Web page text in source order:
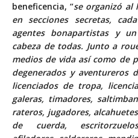
beneficencia, “se organizó al
en secciones secretas,
agentes bonapartistas y
cabeza de todas. Junto a
medios de vida así como de
degenerados y aventureros
licenciados de tropa,
galeras, timadores,
rateros, jugadores,
de cuerda,